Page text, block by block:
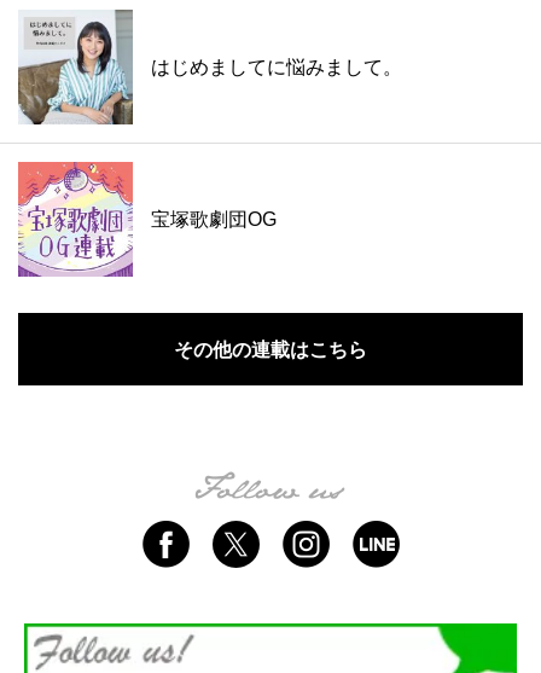
はじめましてに悩みまして。
宝塚歌劇団OG
その他の連載はこちら